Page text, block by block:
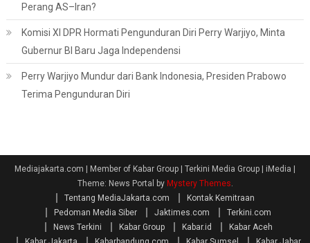
Perang AS–Iran?
Komisi XI DPR Hormati Pengunduran Diri Perry Warjiyo, Minta
Gubernur BI Baru Jaga Independensi
Perry Warjiyo Mundur dari Bank Indonesia, Presiden Prabowo
Terima Pengunduran Diri
Mediajakarta.com | Member of Kabar Group | Terkini Media Group | iMedia
Theme: News Portal by Mystery Themes.
Tentang MediaJakarta.com
Kontak Kemitraan
Pedoman Media Siber
Jaktimes.com
Terkini.com
News Terkini
Kabar Group Kabar.id
Kabar Aceh